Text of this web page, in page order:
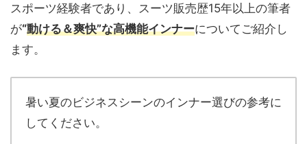
スポーツ経験者であり、スーツ販売歴15年以上の筆者
が“動ける＆爽快”な高機能インナーについてご紹介し
ます。
暑い夏のビジネスシーンのインナー選びの参考に
してください。